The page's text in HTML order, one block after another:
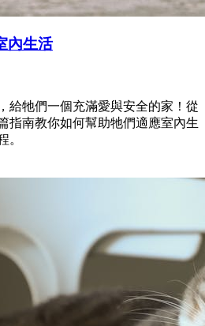
內生活
給牠們一個充滿愛與安全的家！從
指南教你如何幫助牠們適應室內生
。